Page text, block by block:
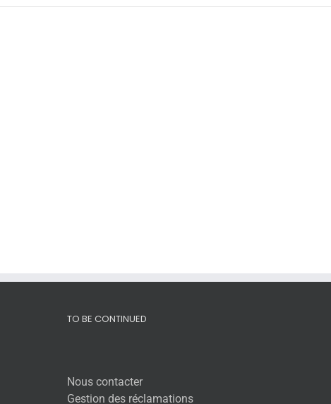
TO BE CONTINUED
Nous contacter
Gestion des réclamations